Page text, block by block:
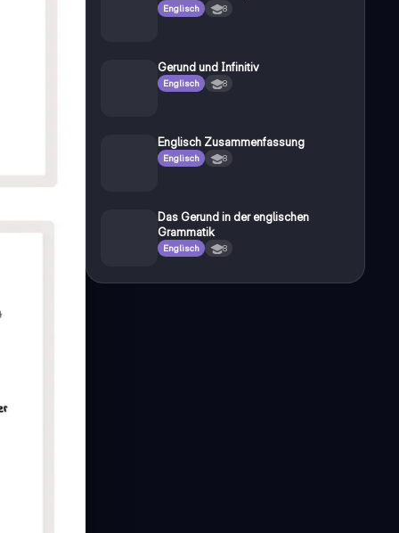
Englisch 8
Gerund und Infinitiv
Englisch 8
Englisch Zusammenfassung
Englisch 8
Das Gerund in der englischen
Grammatik
Englisch 8